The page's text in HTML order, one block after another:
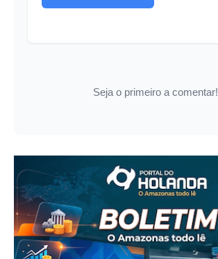
Seja o primeiro a comentar!